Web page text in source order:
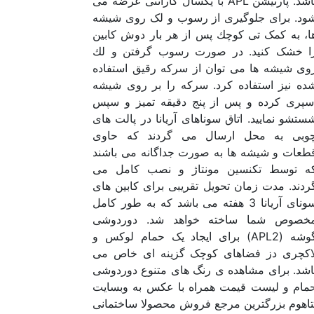
برای جلوگیری از رسوب و لک روی شیشه
به کمک تی كوچك پس از هر بار دوش کابین
خشک کنید. در صورت رسوب گرفتن و لك
شیشه ها می توان از سركه رقیق استفاده
نیز استفاده كرد. سركه را بر روی شیشه
كرده و پس از پنج دقیقه تمیز و سپس
نمایید. اتاق سوناهای آریانا در پالت های
به محل ارسال می گردند كه حاوی
و شیشه ها به صورت جداگانه می باشند
توسط تكنسین مونتاژ و نصب كامل می
مدت زمان تحویل تقریبی برای کابین های
سونای آریانا 3 هفته می باشد که به طور کامل
شما ساخته خواهد شد. دوردوشی
گوشه (APL2) برای ایجاد یک حمام لوکس و
دز فضاهای کوچک گزینه ای خاص می
برای مشاهده ی رنگ های متنوع دوردوشی
و لیست قیمت همراه با عکس به وبسایت
بزرگترین مرجع فروش محصولا ساختمانی